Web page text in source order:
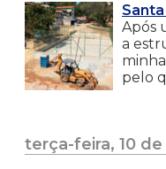
Após
a
pelo
terça-feira, 10